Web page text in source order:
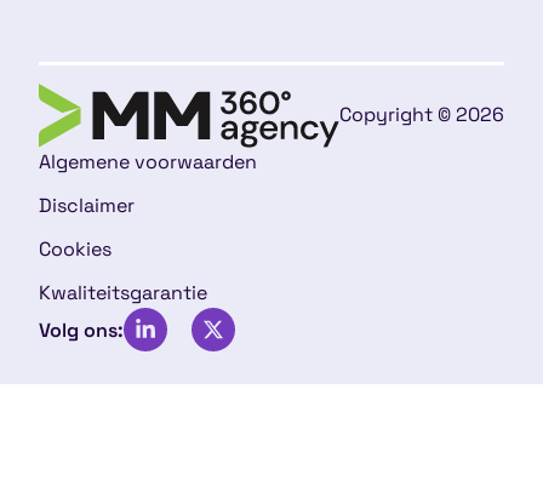
Copyright © 2026
Algemene voorwaarden
Disclaimer
Cookies
Kwaliteitsgarantie
Volg ons: